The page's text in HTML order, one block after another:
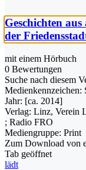
Geschichten
der
mit einem Hörbuch
0 Bewertungen
Suche nach diesem
Medienkennzeichen:
Jahr: [ca. 2014]
Verlag: Linz, Verein
; Radio FRO
Mediengruppe: Print
Zum Download von
Tab geöffnet
lädt